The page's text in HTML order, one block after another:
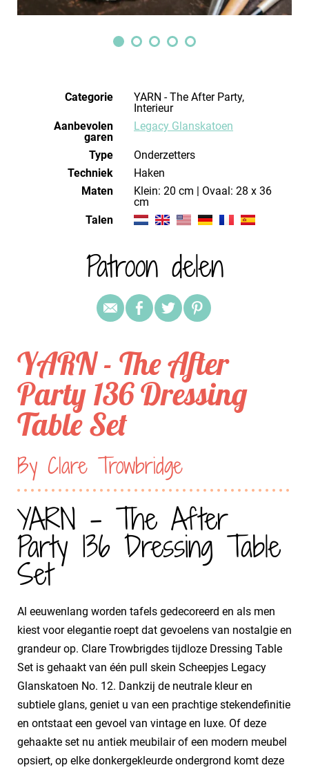
Categorie
YARN - The After Party,
Interieur
Aanbevolen
garen
Legacy Glanskatoen
Type
Onderzetters
Techniek
haken
Maten
Klein: 20 cm | Ovaal: 28 x 36
cm
Talen
Patroon delen
YARN - The After
Party 136 Dressing
Table Set
By Clare Trowbridge
YARN - The After
Party 136 Dressing Table
Set
Al eeuwenlang worden tafels gedecoreerd en als men
kiest voor elegantie roept dat gevoelens van nostalgie en
grandeur op. Clare Trowbrigdes tijdloze Dressing Table
Set is gehaakt van één pull skein Scheepjes Legacy
Glanskatoen No. 12. Dankzij de neutrale kleur en
subtiele glans, geniet u van een prachtige stekendefinitie
en ontstaat een gevoel van vintage en luxe. Of deze
gehaakte set nu antiek meubilair of een modern meubel
opsiert, op elke donkergekleurde ondergrond komt deze